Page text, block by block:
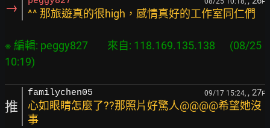
→ ^^ 那旅遊真的很high，感情真好的工作室同仁們
※ 編輯: peggy827        來自: 118.169.135.138      (08/25
推
familychen05 09/17 15:24, , 27F
心如眼睛怎麼了??那照片好驚人@@@@希望她沒
事